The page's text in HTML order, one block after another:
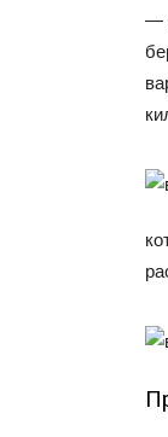
—